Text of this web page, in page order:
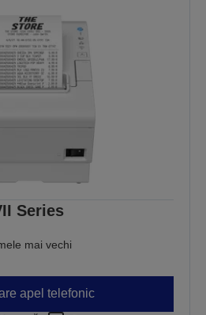
Series
mai vechi
apel telefonic